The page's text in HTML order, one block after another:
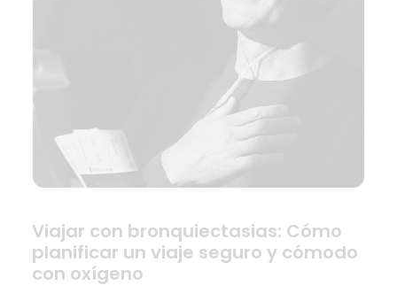
Viajar con bronquiectasias: Cómo
planificar un viaje seguro y cómodo
con oxígeno